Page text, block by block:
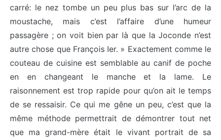
carré: le nez tombe un peu plus bas sur l’arc de la
moustache, mais c’est l’affaire d’une humeur
passagère ; on voit bien par là que la Joconde n’est
autre chose que François Ier. » Exactement comme le
couteau de cuisine est semblable au canif de poche
en en changeant le manche et la lame. Le
raisonnement est trop rapide pour qu’on ait le temps
de se ressaisir. Ce qui me gêne un peu, c’est que la
même méthode permettrait de démontrer tout net
que ma grand-mère était le vivant portrait de sa